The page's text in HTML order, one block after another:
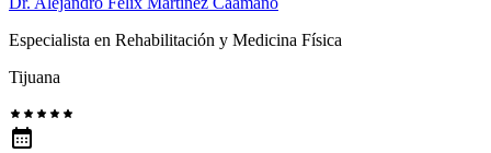
Especialista en Rehabilitación y Medicina Física
Tijuana